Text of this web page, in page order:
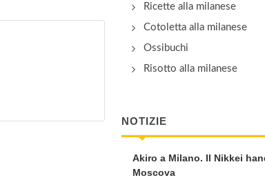
Ricette alla milanese
Cotoletta alla milanese
Ossibuchi
Risotto alla milanese
NOTIZIE
Akiro a Milano. Il Nikkei
Moscova